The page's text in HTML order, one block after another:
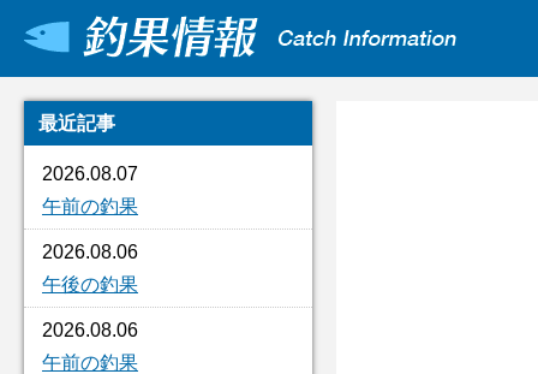
最近記事
2026.08.07
午前の釣果
2026.08.06
午後の釣果
2026.08.06
午前の釣果